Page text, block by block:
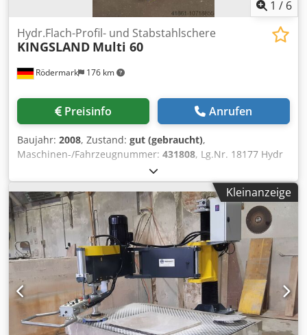
1 / 6
Rödermark 176 km
Hydr.Flach-Profil- und Stabstahlschere
KINGSLAND Multi 60
Preisinfo Anrufen
Baujahr: 2008, Zustand: gut (gebraucht),
Maschinen-/Fahrzeugnummer: 431808, Lg.Nr. 18177 Hydr
.Flach-Profil- und Stabstahlschere mit Ausklinkvorrichtung
und Lochstanze Technische Daten: - Flachstahlschere
schneidet bis 375 x 10 mm Chsdpomidyijfx Akcea - 220 x 20
mm - Profilstahlschere - schneidet L-Stahl bei 90° bis 130 x
13 mm - Stabstahlschere - schneidet Rundstahl bis 45 mm
- Vierkantstahl bis 45 mm - Ausklinkvorrichtung - mit
Vierkantausklinkeinr. 100 x 42 x 10 mm - Lochstanze -
Stanzkraft 600 KN - mit Anschlagtisch - Ausladung 300 mm
- locht in Stahl bis 28 mm Ø in 15 mm - oder 34 mm Ø in
12 mm - manueller Längenanschlag - Antrieb 400 V / 4 kW -
Platzbedarf ca. B 600 x H 1550 x T 1500 mm - Gewicht ca.
1300 kg
Kleinanzeige